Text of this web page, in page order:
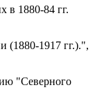
в 1880-84 гг.
(1880-1917 гг.).",
"Северного